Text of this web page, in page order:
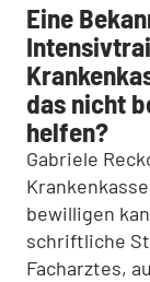
Eine
das nicht
helfen?
Gabriele
bewilligen
schriftliche
Facharztes,